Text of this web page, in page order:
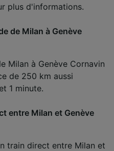
plus d'informations.
de Milan à Genève
Milan à Genève Cornavin
de 250 km aussi
1 minute.
entre Milan et Genève
train direct entre Milan et